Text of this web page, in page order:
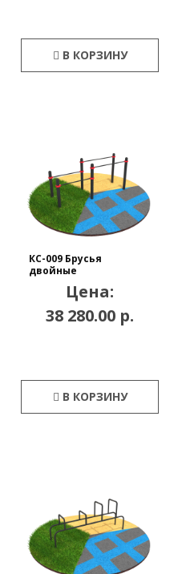
В КОРЗИНУ
КС-009 Брусья
двойные
Цена:
38 280.00 р.
В КОРЗИНУ